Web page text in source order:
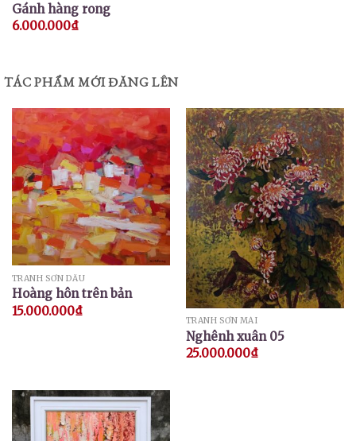
Gánh hàng rong
6.000.000₫
TÁC PHẨM MỚI ĐĂNG LÊN
TRANH SƠN DẦU
Hoàng hôn trên bản
15.000.000₫
TRANH SƠN MÀI
Nghênh xuân 05
25.000.000₫